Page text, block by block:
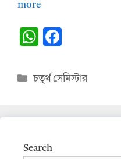
more
W
at
A
p
e
o
Categories
চতুর্থ সেমিস্টার
Search